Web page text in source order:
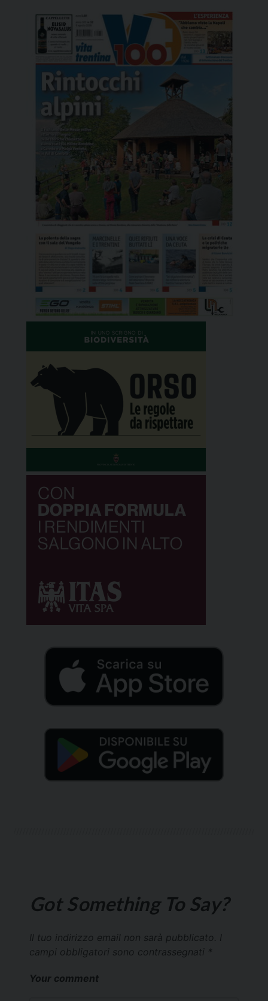
Got Something To Say?
Il tuo indirizzo email non sarà pubblicato. I
campi obbligatori sono contrassegnati *
Your comment